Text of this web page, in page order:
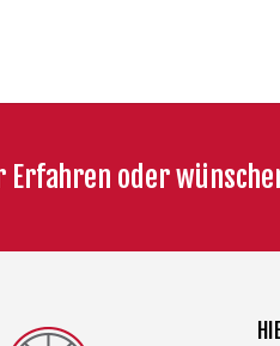
Erfahren oder